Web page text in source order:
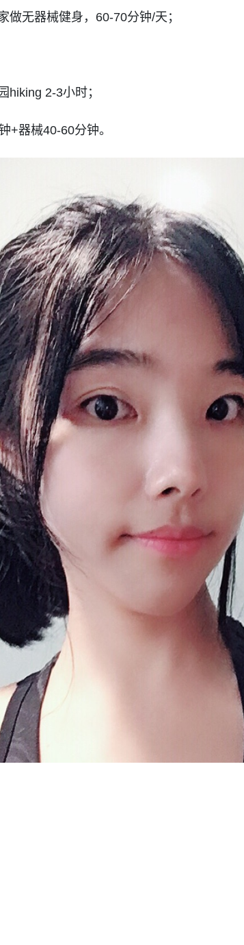
做无器械健身，60-70分钟/天；
hiking 2-3小时；
+器械40-60分钟。